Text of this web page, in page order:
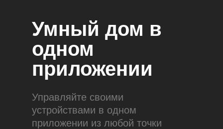
Управляйте своими
устройствами в одном
приложении из любой точки
Умный дом в
одном
приложении